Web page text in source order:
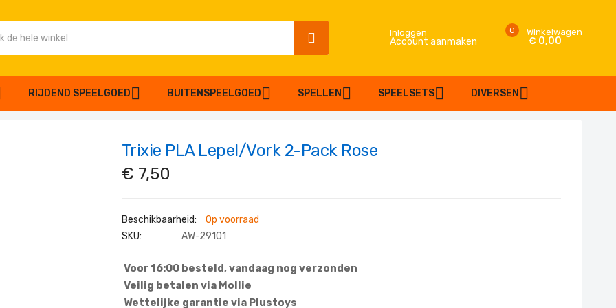
SEARCH
Inloggen
Account aanmaken
0 Winkelwagen
€ 0,00
RIJDEND SPEELGOED BUITENSPEELGOED SPELLEN SPEELSETS DIVERSEN
Trixie PLA Lepel/Vork 2-Pack Rose
€ 7,50
Op voorraad
SKU
AW-29101
Voor 16:00 besteld, vandaag nog verzonden
Veilig betalen via Mollie
Wettelijke garantie via Plustoys